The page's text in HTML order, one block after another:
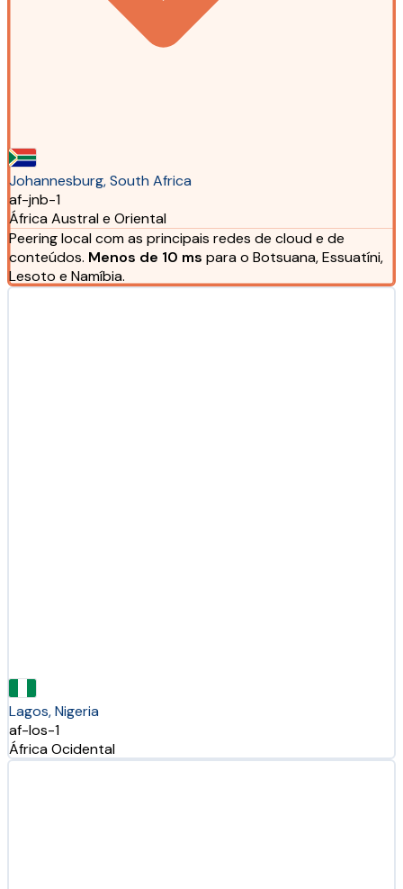
Johannesburg, South Africa
af-jnb-1
África Austral e Oriental
Peering local com as principais redes de cloud e de
conteúdos. Menos de 10 ms para o Botsuana, Essuatíni,
Lesoto e Namíbia.
Lagos, Nigeria
af-los-1
África Ocidental